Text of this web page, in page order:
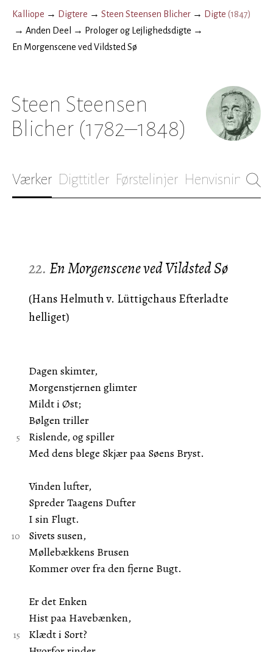
Kalliope → Digtere → Steen Steensen Blicher → Digte (1847)
→ Anden Deel → Prologer og Lejlighedsdigte →
En Morgenscene ved Vildsted Sø
Steen Steensen
Blicher (1782–1848)
Værker Digttitler Førstelinjer Henvisninger
22. En Morgenscene ved Vildsted Sø
(Hans Helmuth v. Lüttigchaus Efterladte
helliget)
Dagen skimter,
Morgenstjernen glimter
Mildt i Øst;
Bølgen triller
Rislende, og spiller
Med dens blege Skjær paa Søens Bryst.
Vinden lufter,
Spreder Taagens Dufter
I sin Flugt.
Sivets susen,
Møllebækkens Brusen
Kommer over fra den fjerne Bugt.
Er det Enken
Hist paa Havebænken,
Klædt i Sort?